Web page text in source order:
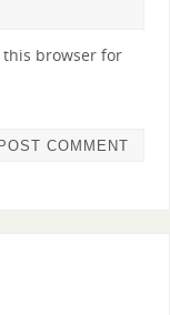
this browser for